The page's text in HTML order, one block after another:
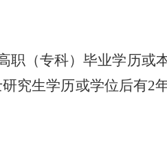
（专科）毕业学历或
究生学历或学位后有2